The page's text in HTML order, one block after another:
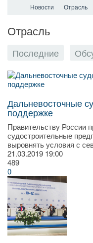
Новости Отрасль
Отрасль
Последние
Дальневосточные
поддержке
Правительству России
судостроительные
выровнять условия с
21.03.2019 19:00
489
0